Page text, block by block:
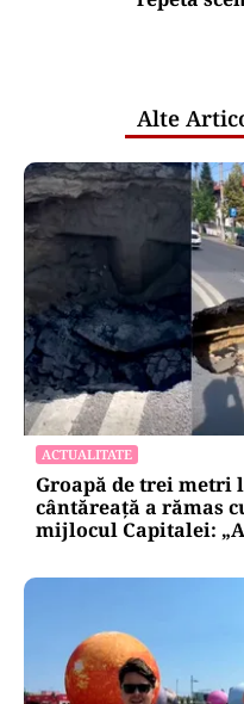
Alte
ACTUALITATE
Groapă de trei metri
cântăreață a rămas
mijlocul Capitalei: